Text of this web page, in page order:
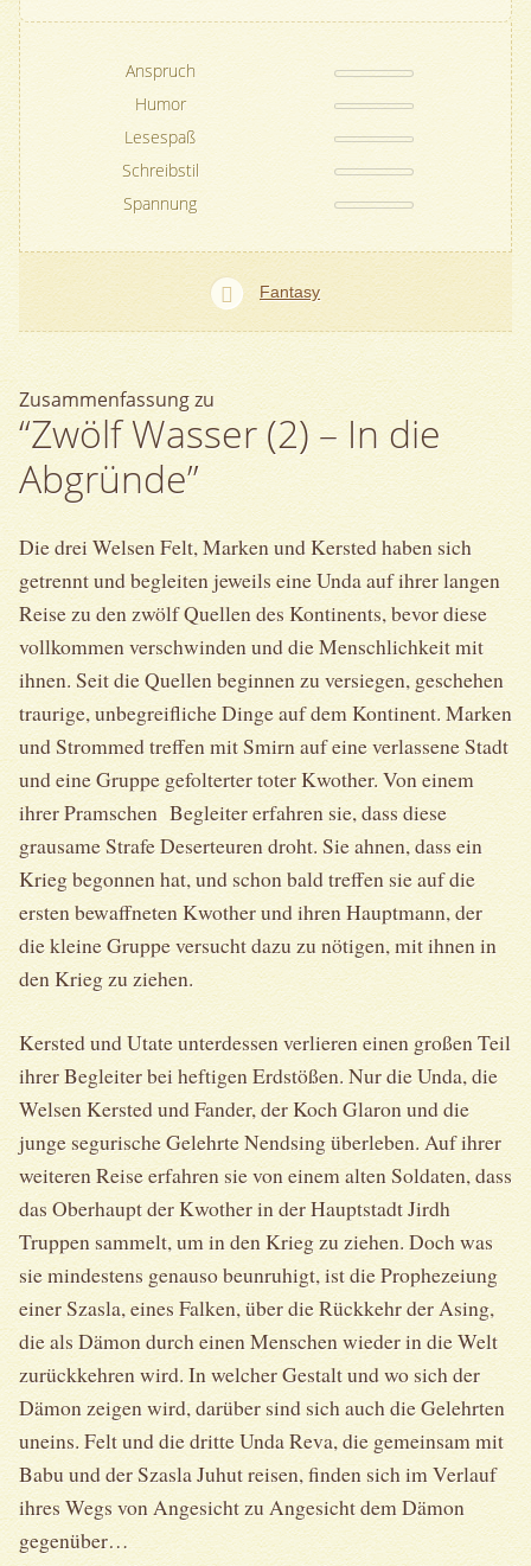
Anspruch
Humor
Lesespaß
Schreibstil
Spannung
Fantasy
Zusammenfassung zu
“Zwölf Wasser (2) – In die
Abgründe”
Die drei Welsen Felt, Marken und Kersted haben sich
getrennt und begleiten jeweils eine Unda auf ihrer langen
Reise zu den zwölf Quellen des Kontinents, bevor diese
vollkommen verschwinden und die Menschlichkeit mit
ihnen. Seit die Quellen beginnen zu versiegen, geschehen
traurige, unbegreifliche Dinge auf dem Kontinent. Marken
und Strommed treffen mit Smirn auf eine verlassene Stadt
und eine Gruppe gefolterter toter Kwother. Von einem
ihrer Pramschen Begleiter erfahren sie, dass diese
grausame Strafe Deserteuren droht. Sie ahnen, dass ein
Krieg begonnen hat, und schon bald treffen sie auf die
ersten bewaffneten Kwother und ihren Hauptmann, der
die kleine Gruppe versucht dazu zu nötigen, mit ihnen in
den Krieg zu ziehen.
Kersted und Utate unterdessen verlieren einen großen Teil
ihrer Begleiter bei heftigen Erdstößen. Nur die Unda, die
Welsen Kersted und Fander, der Koch Glaron und die
junge segurische Gelehrte Nendsing überleben. Auf ihrer
weiteren Reise erfahren sie von einem alten Soldaten, dass
das Oberhaupt der Kwother in der Hauptstadt Jirdh
Truppen sammelt, um in den Krieg zu ziehen. Doch was
sie mindestens genauso beunruhigt, ist die Prophezeiung
einer Szasla, eines Falken, über die Rückkehr der Asing,
die als Dämon durch einen Menschen wieder in die Welt
zurückkehren wird. In welcher Gestalt und wo sich der
Dämon zeigen wird, darüber sind sich auch die Gelehrten
uneins. Felt und die dritte Unda Reva, die gemeinsam mit
Babu und der Szasla Juhut reisen, finden sich im Verlauf
ihres Wegs von Angesicht zu Angesicht dem Dämon
gegenüber…